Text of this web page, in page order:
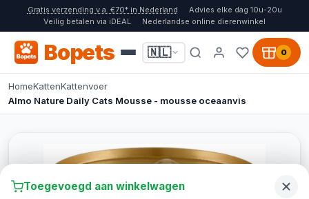
Gratis verzending v.a. €70* in Nederland
Advies elke dag 10u-20u
Veilig betalen via iDEAL
Nederlandse online dierenwinkel
Bopets 🇳🇱 0
HomeKattenKattenvoer
Almo Nature Daily Cats Mousse - mousse oceaanvis
Toegevoegd aan winkelwagen